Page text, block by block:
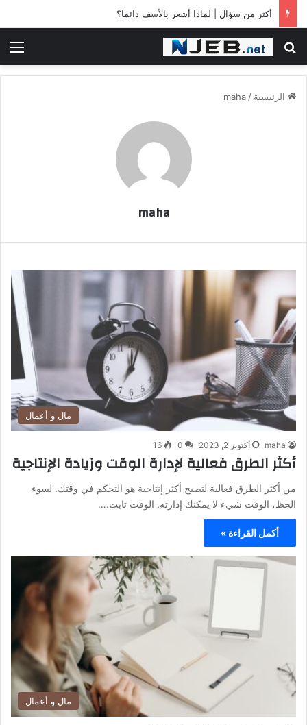
أكثر من سؤال | لماذا أشعر بالأسف دائما؟
بحث عن
الرئيسية /
maha
maha
مال و أعمال
maha أكتوبر 2, 2023 0
16
أكثر الطرق فعالية لإدارة الوقت وزيادة الإنتاجية
من أكثر الطرق فعالية لتصبح أكثر إنتاجية هو التحكم في وقتك. لسوء
الحظ، الوقت شيء لا يمكنك إدارته. الوقت ثابت.…
أكمل القراءة »
مال و أعمال